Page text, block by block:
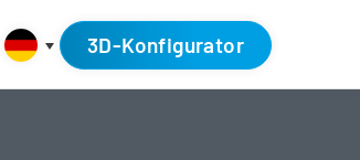
3D-Konfigurator